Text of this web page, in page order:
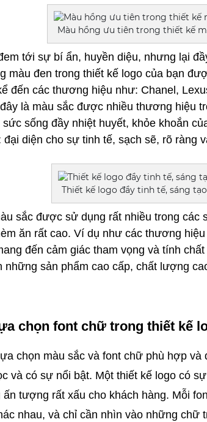
Màu hồng ưu tiên trong thiết kế
tới sự bí ẩn, huyền diệu, nhưng lại
màu đen trong thiết kế logo của bạn
đến các thương hiệu như: Chanel,
là màu sắc được nhiều thương hiệu
sống đầy nhiệt huyết, khỏe khoắn
đại diện cho sự tinh tế, sạch sẽ, rõ ràng
Thiết kế logo đầy tinh tế, sáng
sắc được sử dụng rất nhiều trong các
ăn rất cao. Ví dụ như các thương
đến cảm giác tham vọng và tính
những sản phẩm cao cấp, chất lượng
chọn font chữ trong thiết kế
chọn màu sắc và font chữ phù hợp
và có sự nổi bật. Một thiết kế logo có
tượng rất xấu cho khách hàng. Mỗi
nhau, và chỉ cần nhìn vào những chữ